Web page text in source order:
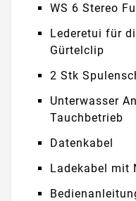
WS 6 Stereo
Lederetui für
Gürtelclip
2 Stk
Unterwasser
Tauchbetrieb
Datenkabel
Ladekabel mit